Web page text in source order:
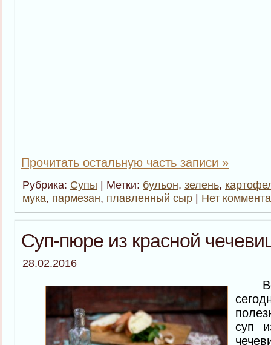
Прочитать остальную часть записи »
Рубрика: Супы | Метки: бульон, зелень,
мука, пармезан, плавленный сыр | Нет
Суп-пюре из красной
28.02.2016
суп